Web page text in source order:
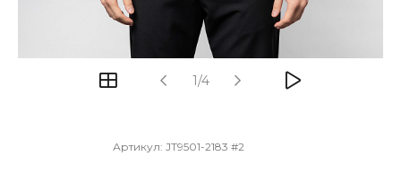
1/4
Артикул: JT9501-2183 #2